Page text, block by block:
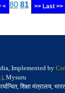
< 80 81 >> Last >>
Implemented by
, Mysuru
शिक्षा मंत्रालय,